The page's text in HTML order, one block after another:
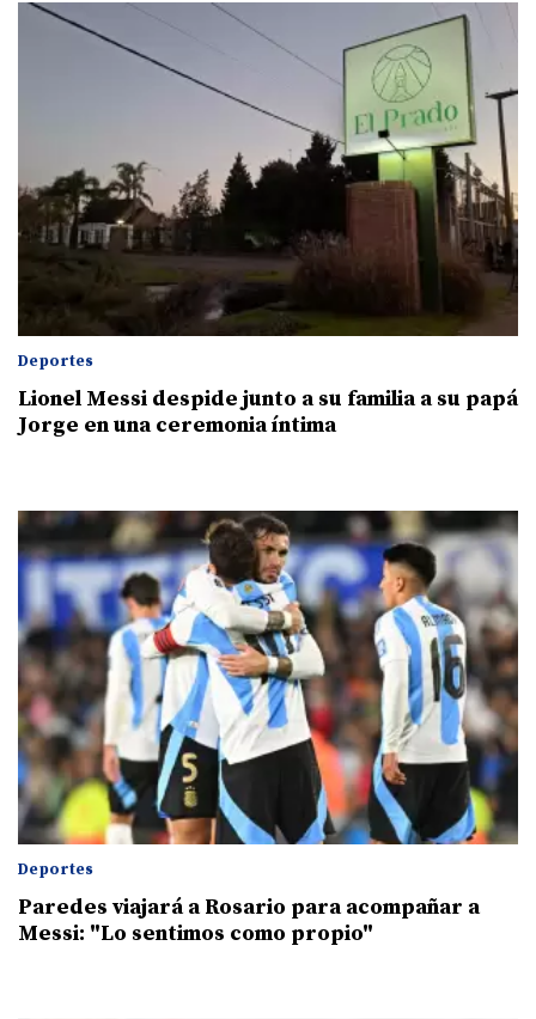
Deportes
Lionel Messi despide junto a su familia a su papá
Jorge en una ceremonia íntima
Deportes
Paredes viajará a Rosario para acompañar a
Messi: "Lo sentimos como propio"